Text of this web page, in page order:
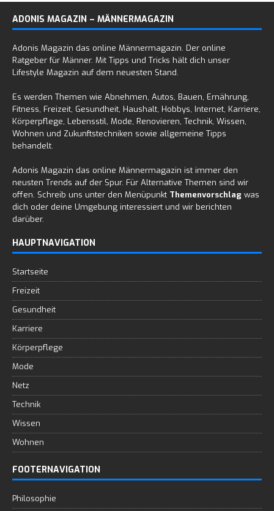
ADONIS MAGAZIN – MÄNNERMAGAZIN
Adonis Magazin das online Männermagazin. Der online
Ratgeber für Männer. Mit Tipps und Tricks hält dich unser
Lifestyle Magazin auf dem neuesten Stand.
Es werden Themen wie Abnehmen, Autos, Bauen, Ernährung,
Fitness, Freizeit, Gesundheit, Haushalt, Hobbys, Internet, Karriere,
Körperpflege, Lebensstil, Mode, Renovieren, Technik, Wissen,
Wohnen und Zukunftstechniken sowie allgemeine Tipps
behandelt.
Adonis Magazin das online Männermagazin ist immer den
neusten Trends auf der Spur. Für Alternative Themen sind wir
offen. Schreib uns unter den Menüpunkt Themenvorschlag was
dich oder deine Umgebung interessiert und wir berichten
darüber.
HAUPTNAVIGATION
Startseite
Freizeit
Gesundheit
Karriere
Körperpflege
Mode
Netz
Technik
Wissen
Wohnen
FOOTERNAVIGATION
Philosophie